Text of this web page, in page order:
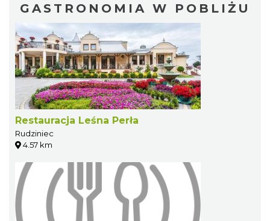
GASTRONOMIA W POBLIŻU
Restauracja Leśna Perła
Rudziniec
4.57 km